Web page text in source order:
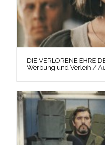
DIE VERLORENE EHRE
Werbung und Verleih /